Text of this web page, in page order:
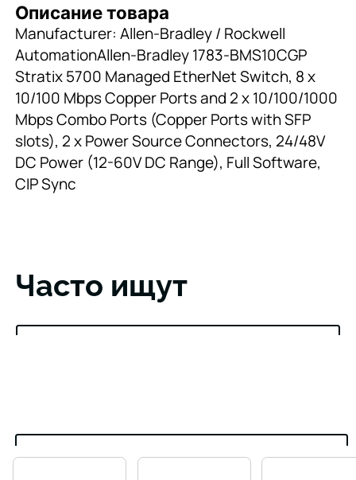
Описание товара
Manufacturer: Allen-Bradley / Rockwell
AutomationAllen-Bradley 1783-BMS10CGP
Stratix 5700 Managed EtherNet Switch, 8 x
10/100 Mbps Copper Ports and 2 x 10/100/1000
Mbps Combo Ports (Copper Ports with SFP
slots), 2 x Power Source Connectors, 24/48V
DC Power (12-60V DC Range), Full Software,
CIP Sync
Часто ищут